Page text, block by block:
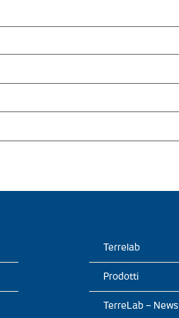
Terrelab
Prodotti
TerreLab – News